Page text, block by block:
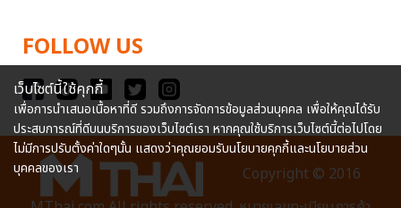
FOLLOW US
Copyright © 2016
เว็บไซต์นี้ใช้คุกกี้
เพื่อการนำเสนอเนื้อหาที่ดี รวมถึงการจัดการข้อมูลส่วนบุคคล เพื่อให้คุณได้รับ
ประสบการณ์ที่ดีบนบริการของเว็บไซต์เรา หากคุณใช้บริการเว็บไซต์นี้ต่อไปโดย
ไม่มีการปรับตั้งค่าใดๆนั้น แสดงว่าคุณยอมรับนโยบายคุกกี้และนโยบายส่วน
บุคคลของเรา